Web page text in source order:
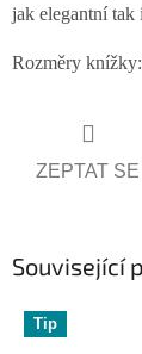
jak elegantní tak
Rozměry
ZEPTAT SE
Související
Tip